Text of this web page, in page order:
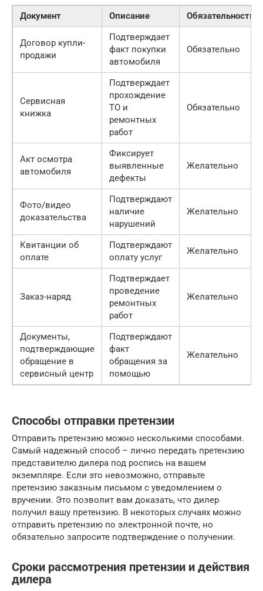
Документ Описание Обязательность
Договор купли-
продажи
Подтверждает
факт покупки
автомобиля
Обязательно
Сервисная
книжка
Подтверждает
прохождение
ТО и
ремонтных
работ
Обязательно
Акт осмотра
автомобиля
Фиксирует
выявленные
дефекты
Желательно
Фото/видео
доказательства
Подтверждают
наличие
нарушений
Желательно
Квитанции об
оплате
Подтверждают
оплату услуг
Желательно
Заказ-наряд
Подтверждает
проведение
ремонтных
работ
Желательно
Документы,
подтверждающие
обращение в
сервисный центр
Подтверждают
факт
обращения за
помощью
Желательно
Способы отправки претензии
Отправить претензию можно несколькими способами.
Самый надежный способ – лично передать претензию
представителю дилера под роспись на вашем
экземпляре. Если это невозможно, отправьте
претензию заказным письмом с уведомлением о
вручении. Это позволит вам доказать, что дилер
получил вашу претензию. В некоторых случаях можно
отправить претензию по электронной почте, но
обязательно запросите подтверждение о получении.
Сроки рассмотрения претензии и действия
дилера